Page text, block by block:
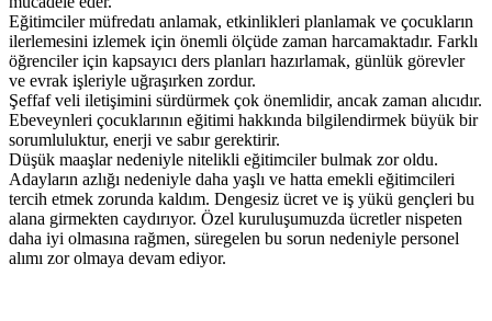
Eğitimciler müfredatı anlamak, etkinlikleri planlamak ve çocukların
ilerlemesini izlemek için önemli ölçüde zaman harcamaktadır. Farklı
öğrenciler için kapsayıcı ders planları hazırlamak, günlük görevler
ve evrak işleriyle uğraşırken zordur.
Şeffaf veli iletişimini sürdürmek çok önemlidir, ancak zaman alıcıdır.
Ebeveynleri çocuklarının eğitimi hakkında bilgilendirmek büyük bir
sorumluluktur, enerji ve sabır gerektirir.
Düşük maaşlar nedeniyle nitelikli eğitimciler bulmak zor oldu.
Adayların azlığı nedeniyle daha yaşlı ve hatta emekli eğitimcileri
tercih etmek zorunda kaldım. Dengesiz ücret ve iş yükü gençleri bu
alana girmekten caydırıyor. Özel kuruluşumuzda ücretler nispeten
daha iyi olmasına rağmen, süregelen bu sorun nedeniyle personel
alımı zor olmaya devam ediyor.